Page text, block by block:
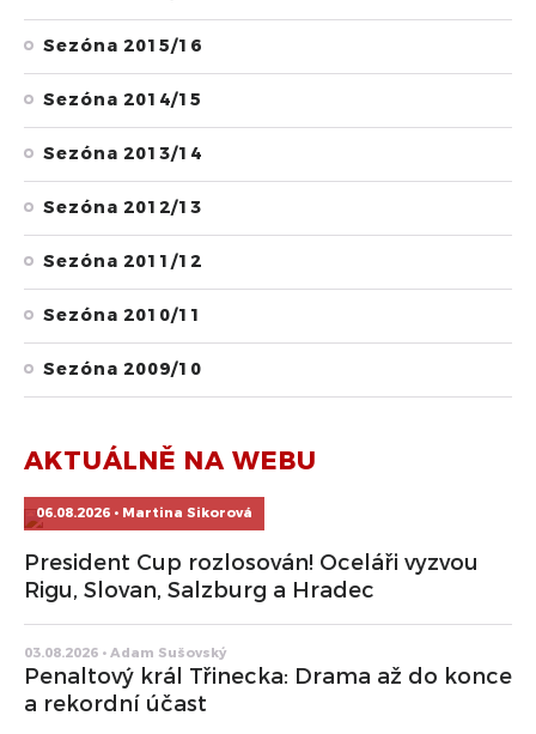
Sezóna 2015/16
Sezóna 2014/15
Sezóna 2013/14
Sezóna 2012/13
Sezóna 2011/12
Sezóna 2010/11
Sezóna 2009/10
AKTUÁLNĚ NA WEBU
06.08.2026 • Martina Sikorová
President Cup rozlosován! Oceláři vyzvou
Rigu, Slovan, Salzburg a Hradec
03.08.2026 • Adam Sušovský
Penaltový král Třinecka: Drama až do konce
a rekordní účast